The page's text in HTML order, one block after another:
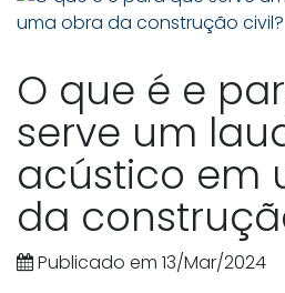
O que é e
serve um
acústico em
da
Publicado em 13/Mar/2024